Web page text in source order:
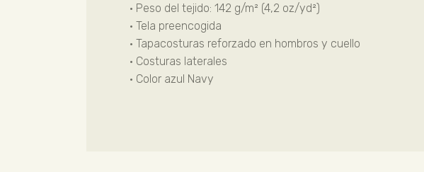
• Peso del tejido: 142 g/m² (4,2 oz/yd²)
• Tela preencogida
• Tapacosturas reforzado en hombros y cuello
• Costuras laterales
• Color azul Navy